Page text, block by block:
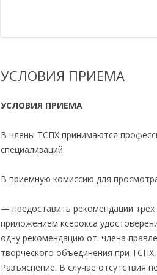
ТСПХ
ОРГАНИЗАЦИИ ПРОВЕДЕНИЯ
ВЫСТАВОЧНЫХ МЕРОПРИЯТИЙ
ПРАВИЛА УЧАСТИЯ В
ЭКСПОЗИЦИОННЫХ
ПОЛОЖЕНИЕ — ПРОВЕДЕНИЯ
ПЕРСОНАЛЬНЫХ ВЫСТАВОЧНЫХ
МЕРОПРИЯТИЙ ЧЛЕНОВ ТСПХ
ПОД ЭГИДОЙ СОЮЗА.
УСЛОВИЯ ПРИЕМА
УСЛОВИЯ ПРИЕМА
В члены ТСПХ принимаются
специализаций.
В приемную комиссию для
— предоставить рекомендации
приложением ксерокса
одну рекомендацию от: члена
творческого объединения при
Разъяснение: В случае отсутствия